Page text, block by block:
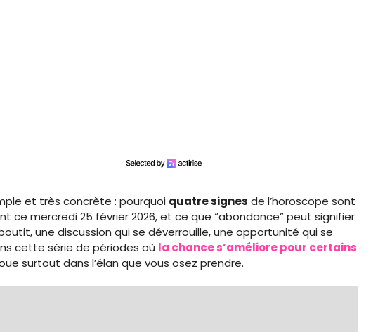
et très concrète : pourquoi quatre signes de l’horoscope sont
ce mercredi 25 février 2026, et ce que “abondance” peut signifier
une discussion qui se déverrouille, une opportunité qui se
cette série de périodes où la chance s’améliore pour certains
surtout dans l’élan que vous osez prendre.